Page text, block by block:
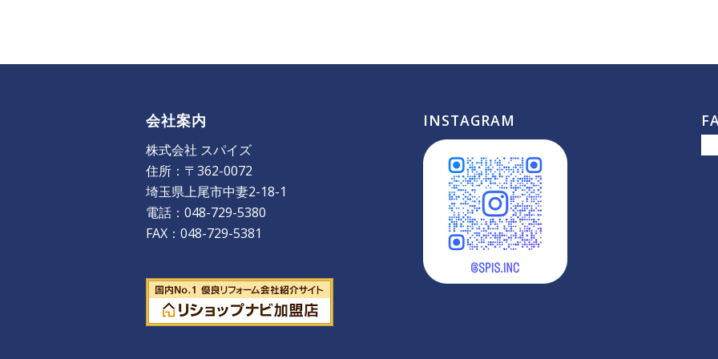
会社案内
株式会社 スパイズ
住所：〒362-0072
埼玉県上尾市中妻2-18-1
電話：048-729-5380
FAX：048-729-5381
INSTAGRAM